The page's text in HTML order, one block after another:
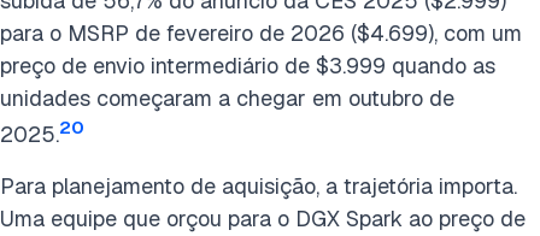
para o MSRP de fevereiro de 2026 ($4.699), com um
preço de envio intermediário de $3.999 quando as
unidades começaram a chegar em outubro de
2025.20
Para planejamento de aquisição, a trajetória importa.
Uma equipe que orçou para o DGX Spark ao preço de